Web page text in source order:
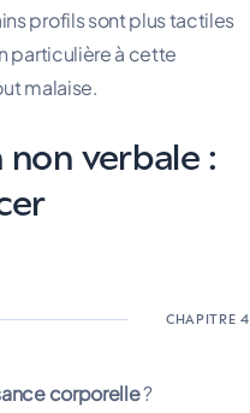
profils sont plus tactiles
particulière à cette
malaise.
verbale :
corporelle?